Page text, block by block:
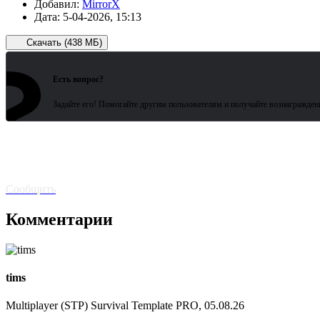
Добавил: MirrorX
Дата: 5-04-2026, 15:13
Скачать (438 МБ)
Есть вопрос?
Задайте его! Помогайте другим пользователям и получайте
Сообщить
Комментарии
tims
Multiplayer (STP) Survival Template PRO, 05.08.26